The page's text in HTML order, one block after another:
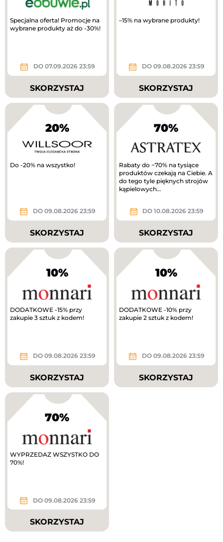
Specjalna oferta! Promocje na
wybrane produkty aż do -30%!
DO 07.09.2026 23:59
SKORZYSTAJ
–15% na wybrane produkty!
DO 09.08.2026 23:59
SKORZYSTAJ
20%
Do -20% na wszystko!
DO 09.08.2026 23:59
SKORZYSTAJ
70%
Rabaty do −70% na tysiące
produktów czekają na Ciebie. A
do tego tyle pięknych strojów
kąpielowych…
DO 10.08.2026 23:59
SKORZYSTAJ
10%
DODATKOWE -15% przy
zakupie 3 sztuk z kodem!
DO 09.08.2026 23:59
SKORZYSTAJ
10%
DODATKOWE -10% przy
zakupie 2 sztuk z kodem!
DO 09.08.2026 23:59
SKORZYSTAJ
70%
WYPRZEDAZ WSZYSTKO DO
70%!
DO 09.08.2026 23:59
SKORZYSTAJ